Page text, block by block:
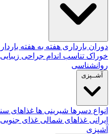
دوران بارداری هفته به هفته
خوراک تناسب اندام جراحی زیبایی
روانشناسی
آشــپزی
انواع دسرها شیرینی ها غذاهای
ایرانی غذاهای شمالی غذای جنوبی
آشپزی